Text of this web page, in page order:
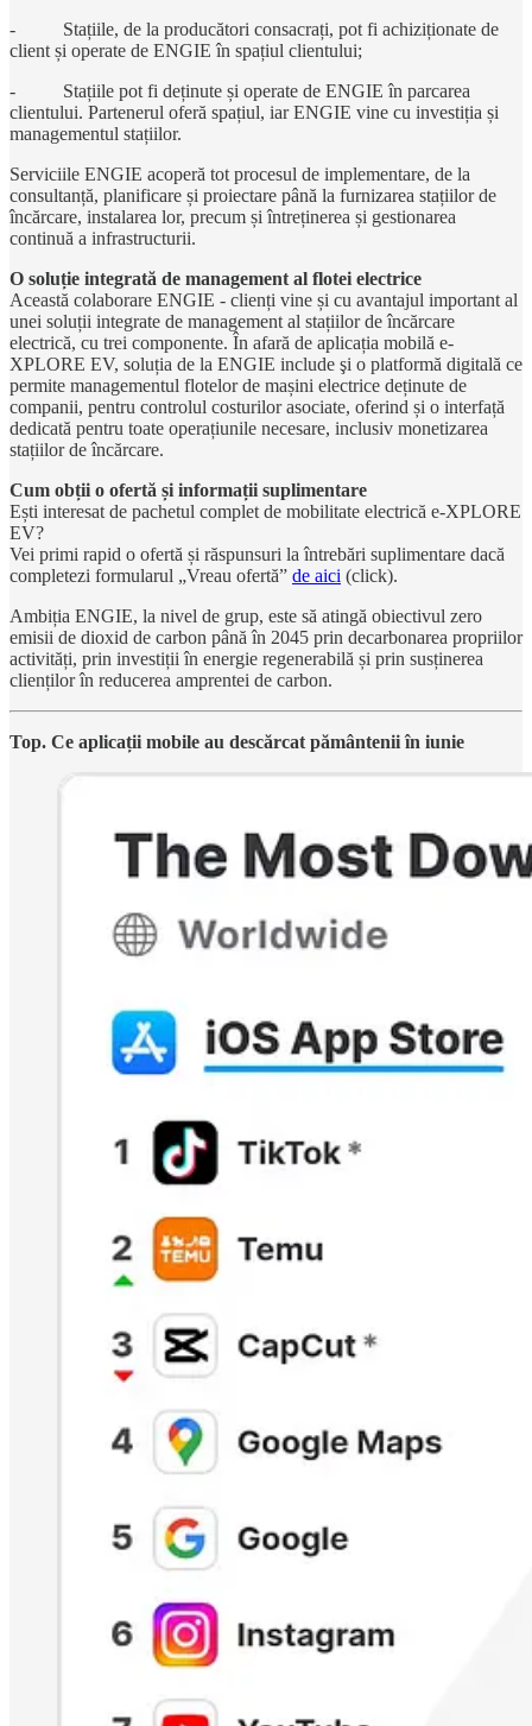
- Stațiile, de la producători consacrați, pot fi achiziționate de
client și operate de ENGIE în spațiul clientului;
- Stațiile pot fi deținute și operate de ENGIE în parcarea
clientului. Partenerul oferă spațiul, iar ENGIE vine cu investiția și
managementul stațiilor.
Serviciile ENGIE acoperă tot procesul de implementare, de la
consultanță, planificare și proiectare până la furnizarea stațiilor de
încărcare, instalarea lor, precum și întreținerea și gestionarea
continuă a infrastructurii.
O soluție integrată de management al flotei electrice
Această colaborare ENGIE - clienți vine și cu avantajul important al
unei soluții integrate de management al stațiilor de încărcare
electrică, cu trei componente. În afară de aplicația mobilă e-
XPLORE EV, soluția de la ENGIE include şi o platformă digitală ce
permite managementul flotelor de mașini electrice deținute de
companii, pentru controlul costurilor asociate, oferind și o interfață
dedicată pentru toate operațiunile necesare, inclusiv monetizarea
stațiilor de încărcare.
Cum obții o ofertă și informații suplimentare
Ești interesat de pachetul complet de mobilitate electrică e-XPLORE
EV?
Vei primi rapid o ofertă și răspunsuri la întrebări suplimentare dacă
completezi formularul „Vreau ofertă” de aici (click).
Ambiția ENGIE, la nivel de grup, este să atingă obiectivul zero
emisii de dioxid de carbon până în 2045 prin decarbonarea propriilor
activități, prin investiții în energie regenerabilă și prin susținerea
clienților în reducerea amprentei de carbon.
Top. Ce aplicații mobile au descărcat pământenii în iunie